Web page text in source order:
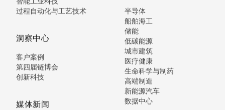
过程自动化与工艺技术
洞察中心
客户案例
第四届链博会
创新科技
媒体新闻
半导体
船舶海工
储能
低碳能源
城市建筑
医疗健康
生命科学与制药
高端制造
新能源汽车
数据中心